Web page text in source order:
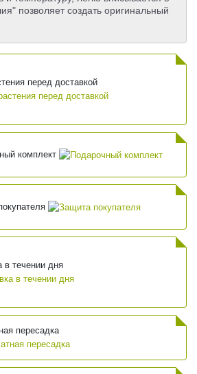
позволяет создать оригинальный
перед доставкой
комплект
в течении дня
пересадка